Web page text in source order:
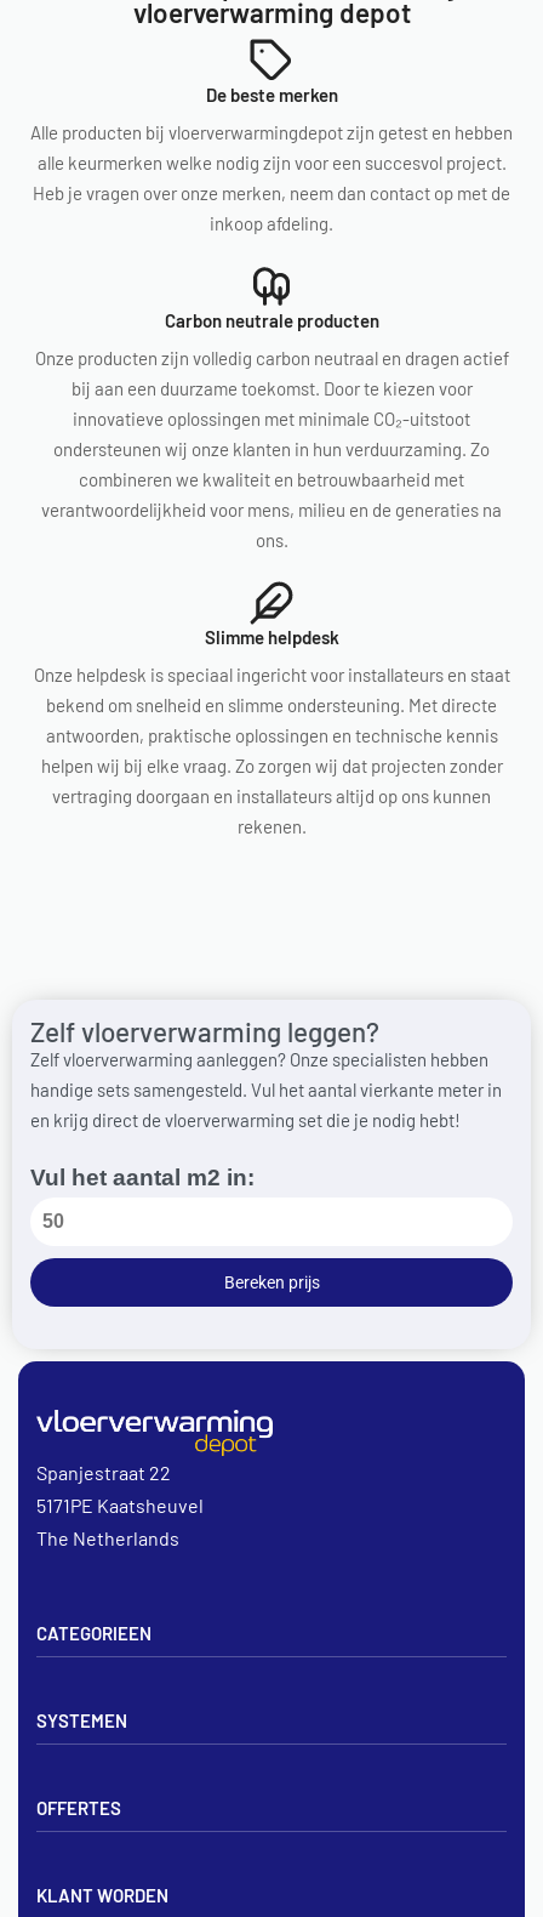
vloerverwarming depot
De beste merken
Alle producten bij vloerverwarmingdepot zijn getest en hebben
alle keurmerken welke nodig zijn voor een succesvol project.
Heb je vragen over onze merken, neem dan contact op met de
inkoop afdeling.
Carbon neutrale producten
Onze producten zijn volledig carbon neutraal en dragen actief
bij aan een duurzame toekomst. Door te kiezen voor
innovatieve oplossingen met minimale CO₂-uitstoot
ondersteunen wij onze klanten in hun verduurzaming. Zo
combineren we kwaliteit en betrouwbaarheid met
verantwoordelijkheid voor mens, milieu en de generaties na
ons.
Slimme helpdesk
Onze helpdesk is speciaal ingericht voor installateurs en staat
bekend om snelheid en slimme ondersteuning. Met directe
antwoorden, praktische oplossingen en technische kennis
helpen wij bij elke vraag. Zo zorgen wij dat projecten zonder
vertraging doorgaan en installateurs altijd op ons kunnen
rekenen.
Zelf vloerverwarming leggen?
Zelf vloerverwarming aanleggen? Onze specialisten hebben
handige sets samengesteld. Vul het aantal vierkante meter in
en krijg direct de vloerverwarming set die je nodig hebt!
Vul het aantal m2 in:
Bereken prijs
CATEGORIEEN
Verdelers
Noppenplaten
Draadmatten
SYSTEMEN
Noppenplaat systeem
OFFERTES
Offerte voor vloerverwarming
KLANT WORDEN
Spanjestraat 22
5171PE Kaatsheuvel
The Netherlands